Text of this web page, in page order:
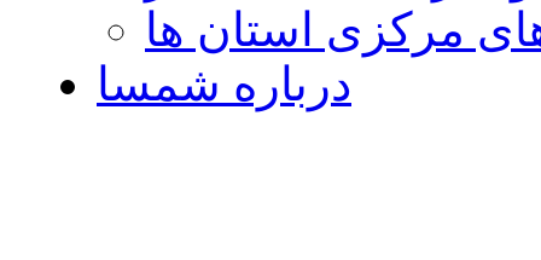
مرکزی استان ها
درباره شمسا